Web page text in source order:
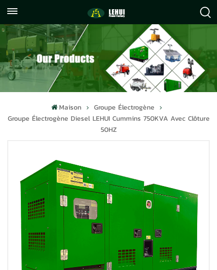
059122071372
info@lehuipowerfactory.com
Maison
Groupe Électrogène
Groupe Électrogène Diesel LEHUI Cummins 750KVA Avec Clôture
50HZ